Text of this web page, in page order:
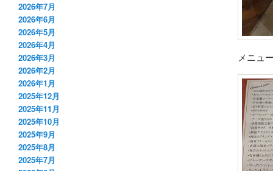
メニュ
2026年7月
2026年6月
2026年5月
2026年4月
2026年3月
2026年2月
2026年1月
2025年12月
2025年11月
2025年10月
2025年9月
2025年8月
2025年7月